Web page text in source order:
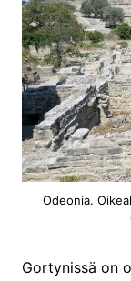
Odeonia.
Gortynissä on